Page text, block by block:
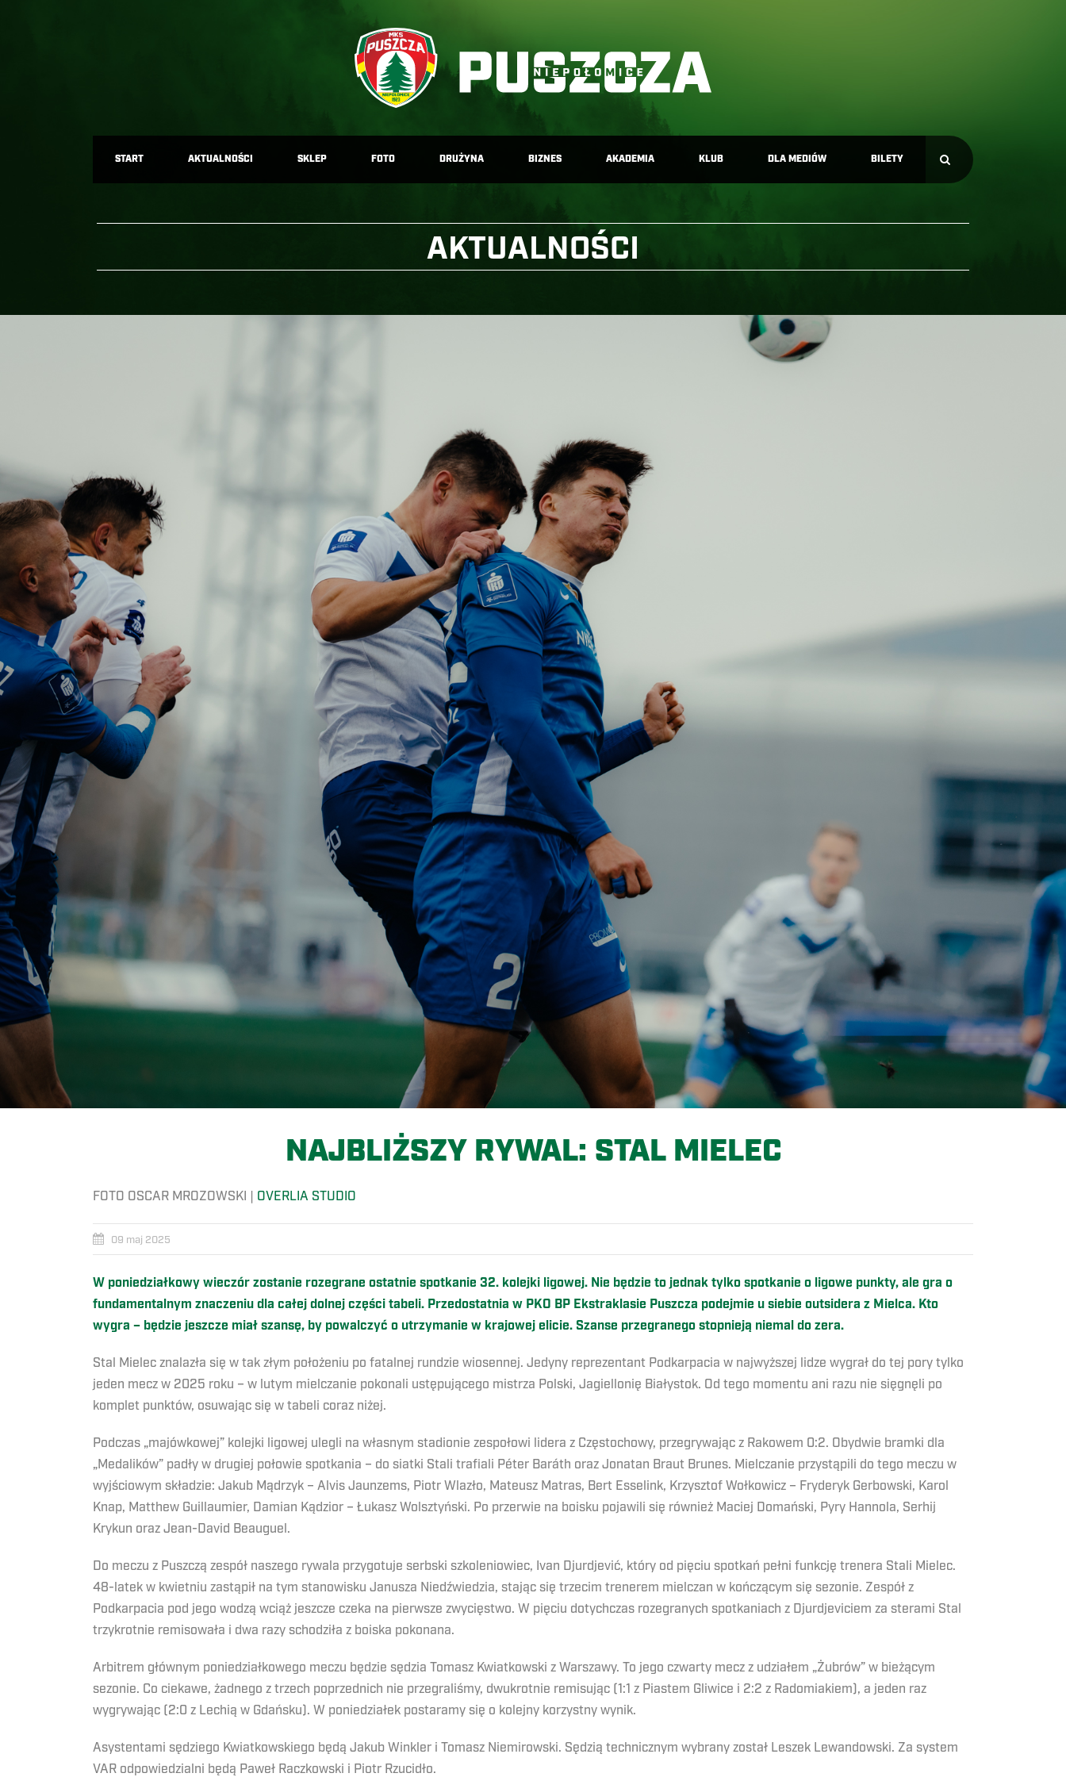
START AKTUALNOŚCI SKLEP FOTO DRUŻYNA BIZNES AKADEMIA KLUB DLA MEDIÓW BILETY
AKTUALNOŚCI
NAJBLIŻSZY RYWAL: STAL MIELEC
FOTO OSCAR MROZOWSKI | OVERLIA STUDIO
09 maj 2025
W poniedziałkowy wieczór zostanie rozegrane ostatnie spotkanie 32. kolejki ligowej. Nie będzie to jednak tylko spotkanie o ligowe punkty, ale gra o
fundamentalnym znaczeniu dla całej dolnej części tabeli. Przedostatnia w PKO BP Ekstraklasie Puszcza podejmie u siebie outsidera z Mielca. Kto
wygra – będzie jeszcze miał szansę, by powalczyć o utrzymanie w krajowej elicie. Szanse przegranego stopnieją niemal do zera.
Stal Mielec znalazła się w tak złym położeniu po fatalnej rundzie wiosennej. Jedyny reprezentant Podkarpacia w najwyższej lidze wygrał do tej pory tylko
jeden mecz w 2025 roku – w lutym mielczanie pokonali ustępującego mistrza Polski, Jagiellonię Białystok. Od tego momentu ani razu nie sięgnęli po
komplet punktów, osuwając się w tabeli coraz niżej.
Podczas „majówkowej” kolejki ligowej ulegli na własnym stadionie zespołowi lidera z Częstochowy, przegrywając z Rakowem 0:2. Obydwie bramki dla
„Medalików” padły w drugiej połowie spotkania – do siatki Stali trafiali Péter Baráth oraz Jonatan Braut Brunes. Mielczanie przystąpili do tego meczu w
wyjściowym składzie: Jakub Mądrzyk – Alvis Jaunzems, Piotr Wlazło, Mateusz Matras, Bert Esselink, Krzysztof Wołkowicz – Fryderyk Gerbowski, Karol
Knap, Matthew Guillaumier, Damian Kądzior – Łukasz Wolsztyński. Po przerwie na boisku pojawili się również Maciej Domański, Pyry Hannola, Serhij
Krykun oraz Jean-David Beauguel.
Do meczu z Puszczą zespół naszego rywala przygotuje serbski szkoleniowiec, Ivan Djurdjević, który od pięciu spotkań pełni funkcję trenera Stali Mielec.
48-latek w kwietniu zastąpił na tym stanowisku Janusza Niedźwiedzia, stając się trzecim trenerem mielczan w kończącym się sezonie. Zespół z
Podkarpacia pod jego wodzą wciąż jeszcze czeka na pierwsze zwycięstwo. W pięciu dotychczas rozegranych spotkaniach z Djurdjeviciem za sterami Stal
trzykrotnie remisowała i dwa razy schodziła z boiska pokonana.
Arbitrem głównym poniedziałkowego meczu będzie sędzia Tomasz Kwiatkowski z Warszawy. To jego czwarty mecz z udziałem „Żubrów” w bieżącym
sezonie. Co ciekawe, żadnego z trzech poprzednich nie przegraliśmy, dwukrotnie remisując (1:1 z Piastem Gliwice i 2:2 z Radomiakiem), a jeden raz
wygrywając (2:0 z Lechią w Gdańsku). W poniedziałek postaramy się o kolejny korzystny wynik.
Asystentami sędziego Kwiatkowskiego będą Jakub Winkler i Tomasz Niemirowski. Sędzią technicznym wybrany został Leszek Lewandowski. Za system
VAR odpowiedzialni będą Paweł Raczkowski i Piotr Rzucidło.